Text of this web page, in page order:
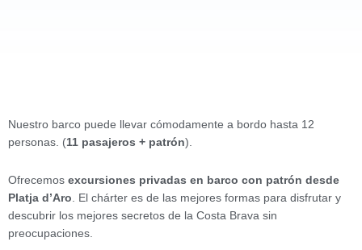
Nuestro barco puede llevar cómodamente a bordo hasta 12
personas. (11 pasajeros + patrón).
Ofrecemos excursiones privadas en barco con patrón desde
Platja d’Aro . El chárter es de las mejores formas para disfrutar y
descubrir los mejores secretos de la Costa Brava sin
preocupaciones.